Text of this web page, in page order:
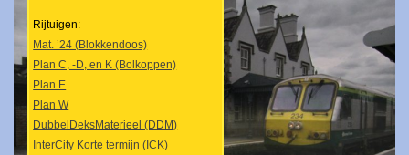
Rijtuigen:
Mat. ’24 (Blokkendoos)
Plan C, -D, en K (Bolkoppen)
Plan E
Plan W
DubbelDeksMaterieel (DDM)
InterCity Korte termijn (ICK)